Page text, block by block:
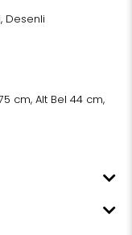
Desenli
cm, Alt Bel 44 cm,